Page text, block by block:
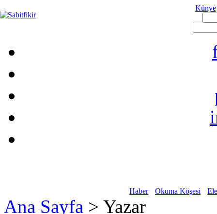
Künye
Haber Okuma Köşesi
Ana Sayfa > Yazar